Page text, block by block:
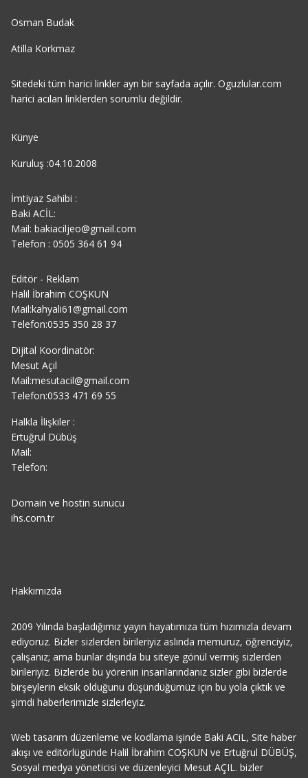
Osman Budak
Atilla Korkmaz
Sitedeki tüm harici linkler ayrı bir sayfada açılır. Oguzlular.com
harici acılan linklerden sorumlu değildir.
Künye
Kuruluş :04.10.2008
İmtiyaz Sahibi :
Baki ACİL:
Mail: bakiaciljeo@gmail.com
Telefon : 0505 364 61 94
Editör - Reklam
Halil İbrahim COŞKUN
Mail:kahyali61@gmail.com
Telefon:0535 350 28 37
Dijital Koordinatör:
Mesut Açıl
Mail:mesutacil@gmail.com
Telefon:0533 471 69 55
Halkla İlişkiler :
Ertuğrul Dübüş
Mail:
Telefon:
Domain ve hostin sunucu
ihs.com.tr
Hakkımızda
2009 Yılında başladığımız yayın hayatımıza tüm hızımızla devam
ediyoruz. Bizler sizlerden birileriyiz aslında memuruz, öğrenciyiz,
çalışanız; ama bunlar dışında bu siteye gönül vermiş sizlerden
birileriyiz. Bizlerde bu yörenin insanlarındanız sizler gibi bizlerde
birşeylerin eksik olduğunu düşündüğümüz için bu yola çıktık ve
şimdi haberlerimizle sizlerleyiz.
Web tasarım düzenleme ve kodlama işinde Baki ACiL, Site haber
akışı ve editörlügünde Halil İbrahim COŞKUN ve Ertuğrul DÜBÜŞ,
Sosyal medya yöneticisi ve düzenleyici Mesut AÇIL. bizler